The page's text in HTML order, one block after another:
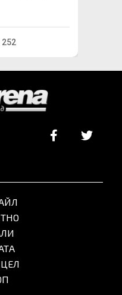
252